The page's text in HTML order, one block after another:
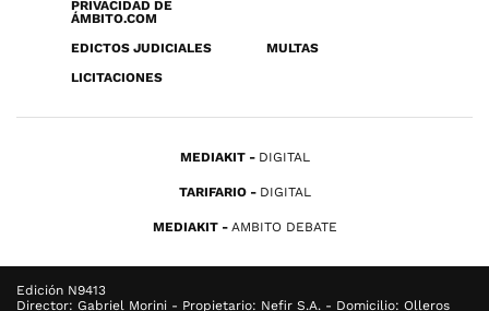
PRIVACIDAD DE
ÁMBITO.COM
EDICTOS JUDICIALES
MULTAS
LICITACIONES
MEDIAKIT DIGITAL
TARIFARIO DIGITAL
MEDIAKIT AMBITO DEBATE
Edición N9413
Director: Gabriel Morini - Propietario: Nefir S.A. - Domicilio: Olleros